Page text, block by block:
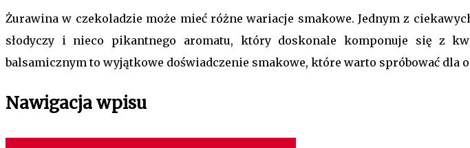
Żurawina w czekoladzie może mieć różne wariacje smakowe. Jednym z
słodyczy i nieco pikantnego aromatu, który doskonale komponuje się z
balsamicznym to wyjątkowe doświadczenie smakowe, które warto spróbować
Nawigacja wpisu